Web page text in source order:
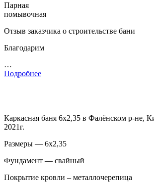
Парная
помывочная
Отзыв заказчика о строительстве бани
Благодарим
…
Подробнее
Каркасная баня 6х2,35 в Фалёнском р-не,
2021г.
Размеры — 6х2,35
Фундамент — свайный
Покрытие кровли – металлочерепица